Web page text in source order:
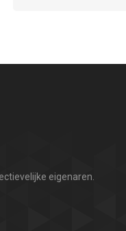
eigenaren.